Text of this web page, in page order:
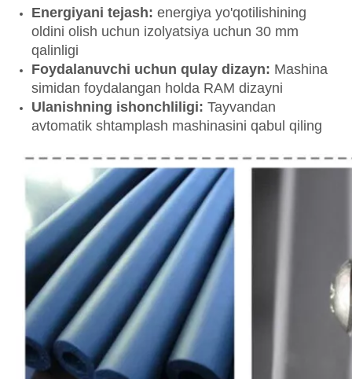
Energiyani tejash: energiya yo'qotilishining
oldini olish uchun izolyatsiya uchun 30 mm
qalinligi
Foydalanuvchi uchun qulay dizayn: Mashina
simidan foydalangan holda RAM dizayni
Ulanishning ishonchliligi: Tayvandan
avtomatik shtamplash mashinasini qabul qiling